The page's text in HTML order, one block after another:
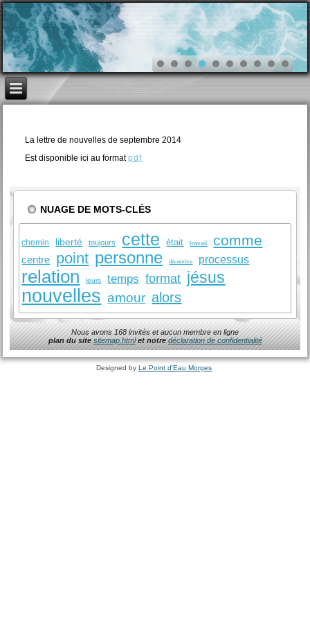
La lettre de nouvelles de septembre 2014
Est disponible ici au formatpdf
NUAGE DE MOTS-CLÉS
chemin liberté toujours cette était travail comme
centre point personne décembre processus
relation leurs temps format jésus
nouvelles amour alors
Nous avons 168 invités et aucun membre en ligne
plan du sitesitemap.htmlet notredéclaration de confidentialité
Designed by Le Point d'Eau Morges.